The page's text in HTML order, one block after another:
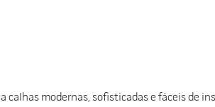
modernas, sofisticadas e fáceis de